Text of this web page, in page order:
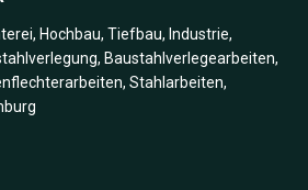
Hochbau, Tiefbau, Industrie,
Baustahlverlegearbeiten,
Stahlarbeiten,